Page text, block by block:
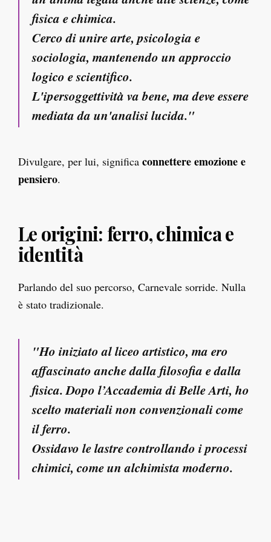
fisica e chimica.
Cerco di unire arte, psicologia e
sociologia, mantenendo un approccio
logico e scientifico.
L'ipersoggettività va bene, ma deve essere
mediata da un'analisi lucida."
Divulgare, per lui, significa connettere emozione e
pensiero.
Le origini: ferro, chimica e
identità
Parlando del suo percorso, Carnevale sorride. Nulla
è stato tradizionale.
"Ho iniziato al liceo artistico, ma ero
affascinato anche dalla filosofia e dalla
fisica. Dopo l’Accademia di Belle Arti, ho
scelto materiali non convenzionali come
il ferro.
Ossidavo le lastre controllando i processi
chimici, come un alchimista moderno.